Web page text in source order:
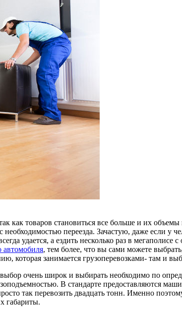
как товаров становиться все больше и их
переезда. Зачастую, даже если у
удается, а ездить несколько раз в
автомобиля, тем более, что вы сами можете
которая занимается грузоперевозками- там и
очень широк и выбирать необходимо по
В стандарте предоставляются
так перевозить двадцать тонн. Именно
габариты.